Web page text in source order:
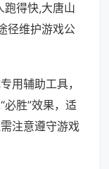
跑得快,大唐山
径维护游戏公
用辅助工具，
必胜”效果，适
注意遵守游戏